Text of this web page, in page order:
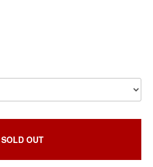
SOLD OUT